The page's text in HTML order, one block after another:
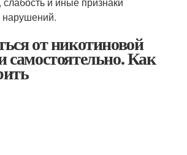
нарушений.
от никотиновой
самостоятельно. Как